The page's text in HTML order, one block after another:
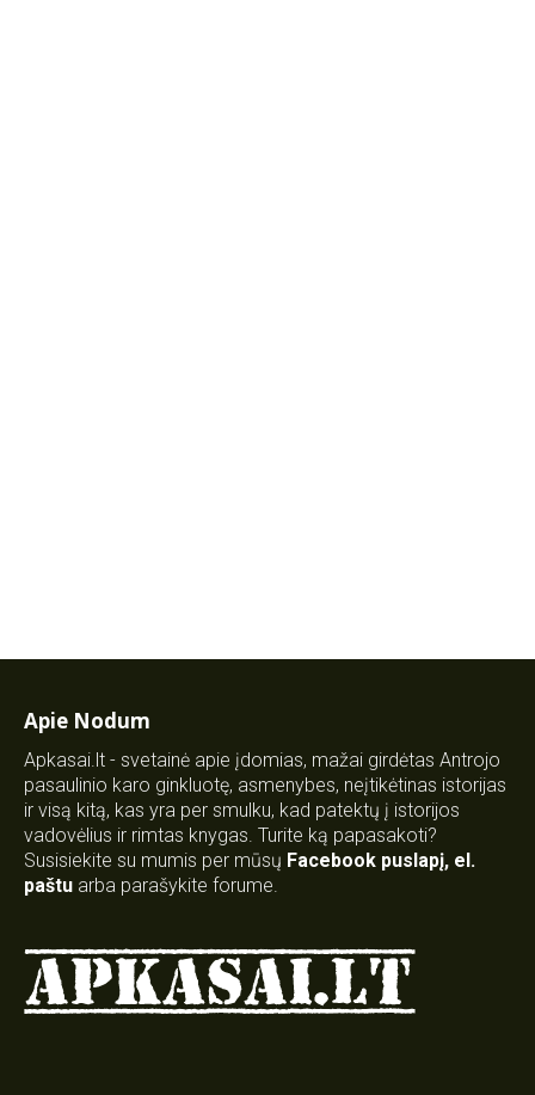
Apie Nodum
Apkasai.lt - svetainė apie įdomias, mažai girdėtas Antrojo
pasaulinio karo ginkluotę, asmenybes, neįtikėtinas istorijas
ir visą kitą, kas yra per smulku, kad patektų į istorijos
vadovėlius ir rimtas knygas. Turite ką papasakoti?
Susisiekite su mumis per mūsų Facebook puslapį, el.
paštu arba parašykite forume.